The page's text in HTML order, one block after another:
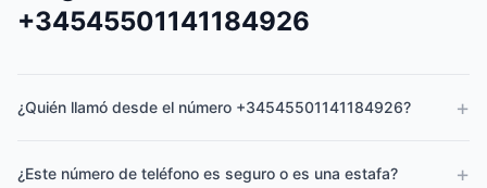
+34545501141184926
¿Quién llamó desde el número +34545501141184926? +
¿Este número de teléfono es seguro o es una estafa? +